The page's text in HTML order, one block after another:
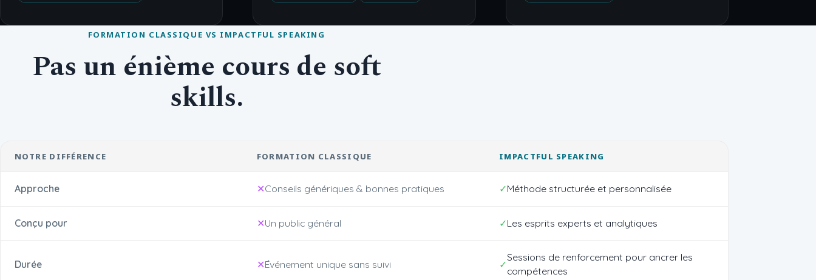
FORMATION CLASSIQUE VS IMPACTFUL SPEAKING
Pas un énième cours de soft
skills.
NOTRE DIFFÉRENCE FORMATION CLASSIQUE IMPACTFUL SPEAKING
Approche Conseils génériques & bonnes pratiques Méthode structurée et personnalisée
Conçu pour Un public général Les esprits experts et analytiques
Durée Événement unique sans suivi
Sessions de renforcement pour ancrer les
compétences